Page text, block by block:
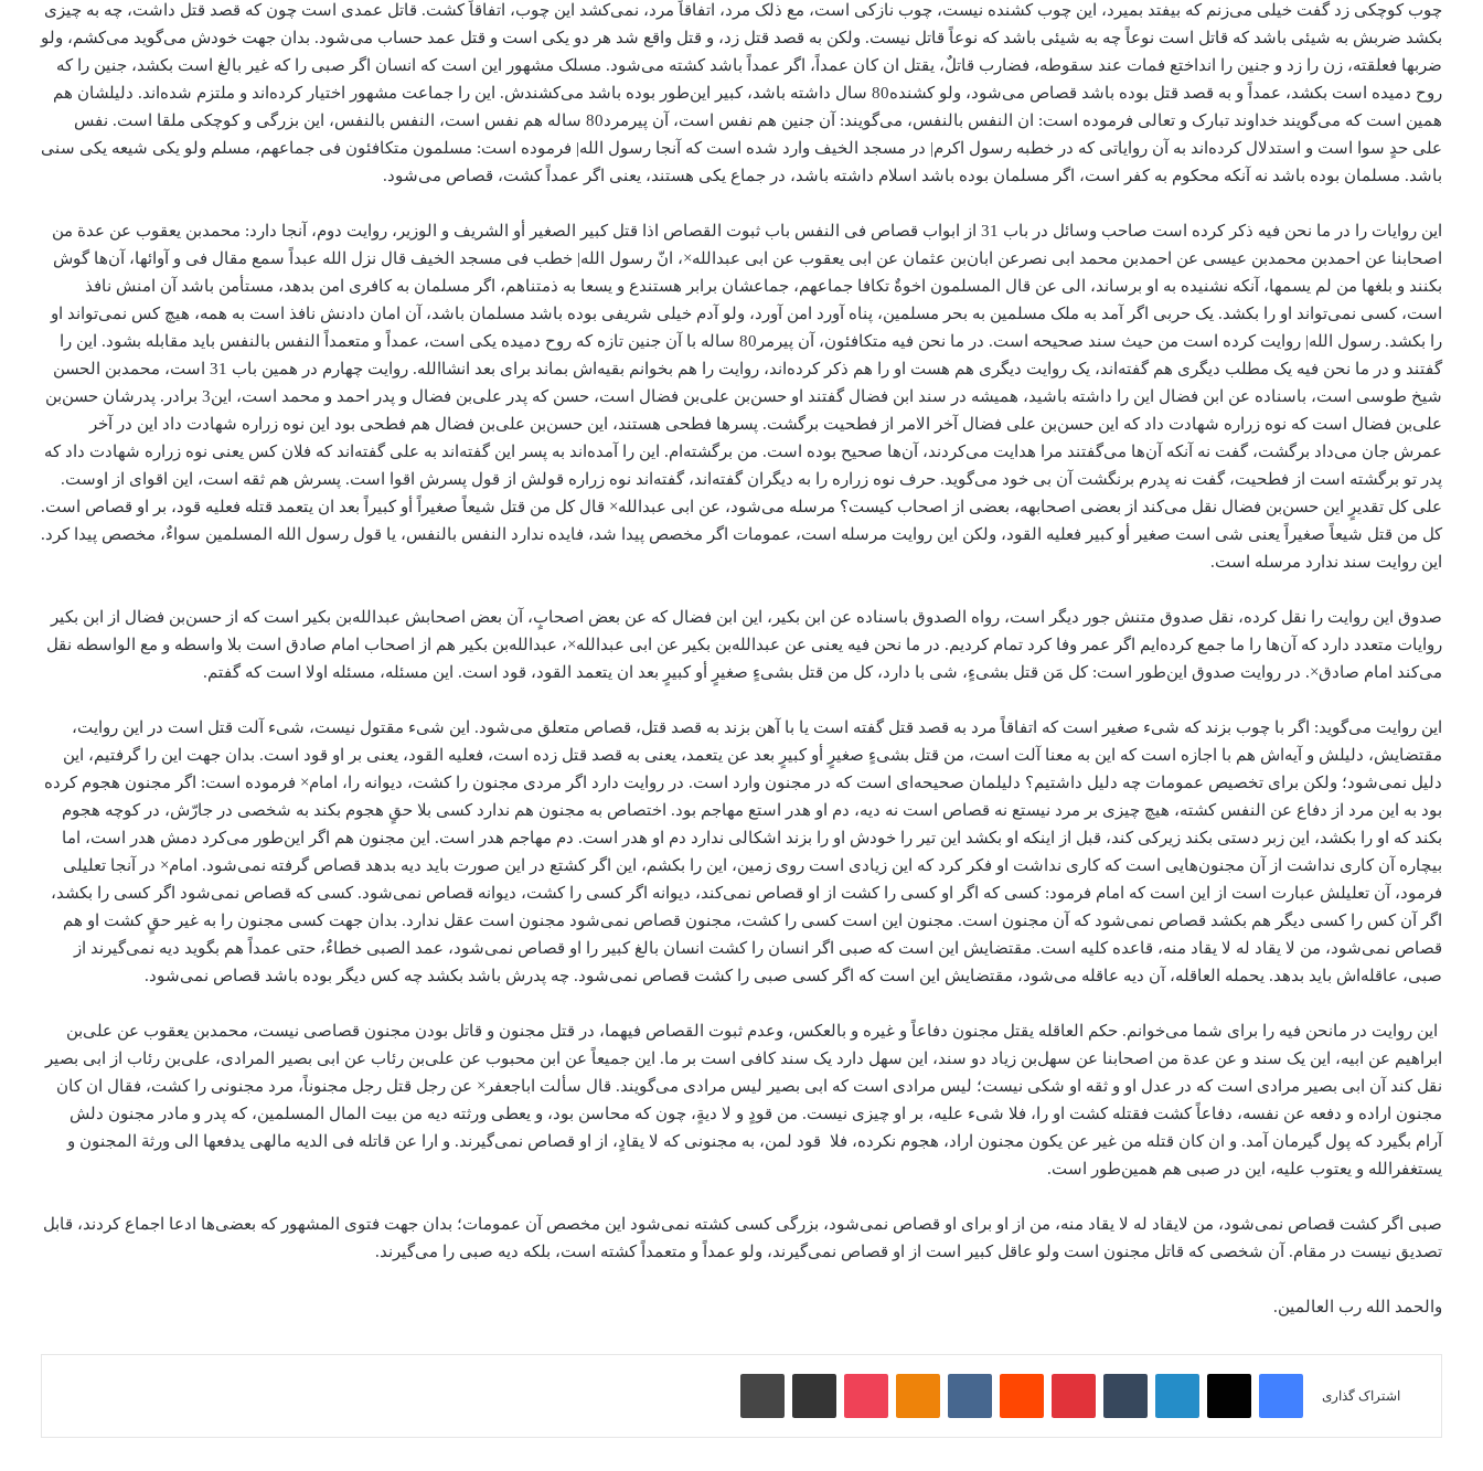
چوب کوچکی زد گفت خیلی می‌زنم که بیفتد بمیرد، این چوب کشنده نیست، چوب نازکی است، مع ذلک مرد، اتفاقاً‌ مرد، نمی‌کشد این چوب، اتفاقاً کشت. قاتل عمدی است چون که قصد قتل داشت، چه به چیزی
بکشد ضربش به شیئی باشد که قاتل است نوعاً چه به شیئی باشد که نوعاً قاتل نیست. ولکن به قصد قتل زد، و قتل واقع شد هر دو یکی است و قتل عمد حساب می‌شود. بدان جهت خودش می‌گوید می‌کشم، ولو
ضربها فعلقته، زن را زد و جنین را انداختع فمات عند سقوطه، فضارب قاتلٌ، یقتل ان کان عمداً، اگر عمداً‌ باشد کشته می‌شود. مسلک مشهور این است که انسان اگر صبی را که غیر بالغ است بکشد، جنین را که
روح دمیده است بکشد، عمداً و به قصد قتل بوده باشد قصاص می‌شود، ولو کشنده80 سال داشته باشد، کبیر این‌طور بوده باشد می‌کشندش. این را جماعت مشهور اختیار کرده‌اند و ملتزم شده‌اند. دلیلشان هم
همین است که می‌گویند خداوند تبارک و تعالی فرموده است: ان النفس بالنفس، می‌گویند: آن جنین هم نفس است، آن پیرمرد80 ساله هم نفس است، النفس بالنفس، این بزرگی و کوچکی ملقا است. نفس
علی حدٍ سوا است و استدلال کرده‌اند به آن روایاتی که در خطبه رسول اکرم| در مسجد الخیف وارد شده است که آنجا رسول الله| فرموده است: مسلمون متکافئون فی جماعهم، مسلم ولو یکی شیعه یکی سنی
باشد. مسلمان بوده باشد نه آنکه محکوم به کفر است، اگر مسلمان بوده باشد اسلام داشته باشد، در جماع یکی هستند، یعنی اگر عمداً کشت، قصاص می‌شود.
این روایات را در ما نحن فیه ذکر کرده است صاحب وسائل در باب 31 از ابواب قصاص فی النفس باب ثبوت القصاص اذا قتل کبیر الصغیر أو الشریف و الوزیر، روایت دوم، آنجا دارد: محمد‌بن یعقوب عن عدة من
اصحابنا عن احمد‌بن محمد‌بن عیسی عن احمد‌بن محمد ابی نصرعن ابان‌بن عثمان عن ابی یعقوب عن ابی عبدالله×، انّ رسول الله| خطب فی مسجد الخیف قال نزل الله عبداً سمع مقال فی و آوائها، آن‌ها گوش
بکنند و بلغها من لم یسمها، آنکه نشنیده به او برساند، الی عن قال المسلمون اخوةٌ تکافا جماعهم، جماعشان برابر هستندع و یسعا به ذمتناهم، اگر مسلمان به کافری امن بدهد، مستأمن باشد آن امنش نافذ
است، کسی نمی‌تواند او را بکشد. یک حربی اگر آمد به ملک مسلمین به بحر مسلمین، پناه آورد امن آورد، ولو آدم خیلی شریفی بوده باشد مسلمان باشد، آن امان دادنش نافذ است به همه، هیچ کس نمی‌تواند او
را بکشد. رسول الله| روایت کرده است من حیث سند صحیحه است. در ما نحن فیه متکافئون، آن پیرمر80 ساله با آن جنین تازه که روح دمیده یکی است، عمداً و متعمداً النفس بالنفس باید مقابله بشود. این را
گفتند و در ما نحن فیه یک مطلب دیگری هم گفته‌اند، یک روایت دیگری هم هست او را هم ذکر کرده‌اند، روایت را هم بخوانم بقیه‌اش بماند برای بعد انشاالله. روایت چهارم در همین باب 31 است، محمد‌بن الحسن
شیخ طوسی است، باسناده عن ابن فضال این را داشته باشید، همیشه در سند ابن فضال گفتند او حسن‌بن علی‌بن فضال است، حسن که پدر علی‌بن فضال و پدر احمد و محمد است، این3 برادر. پدرشان حسن‌بن
علی‌بن فضال است که نوه زراره شهادت داد که این حسن‌بن علی فضال آخر الامر از فطحیت برگشت. پسرها فطحی هستند، این حسن‌بن علی‌بن فضال هم فطحی بود این نوه زراره شهادت داد این در آخر
عمرش جان می‌داد برگشت، گفت نه آنکه آن‌ها می‌گفتند مرا هدایت می‌کردند، آن‌ها صحیح بوده است. من برگشته‌ام. این را آمده‌اند به پسر این گفته‌اند به علی گفته‌اند که فلان کس یعنی نوه زراره شهادت داد که
پدر تو برگشته است از فطحیت، گفت نه پدرم برنگشت آن بی خود می‌گوید. حرف نوه زراره را به دیگران گفته‌اند، گفته‌اند نوه زراره قولش از قول پسرش اقوا است. پسرش هم ثقه است، این اقوای از اوست.
علی کل تقدیرٍ این حسن‌بن فضال نقل می‌کند از بعضی اصحابهه، بعضی از اصحاب کیست؟ مرسله می‌شود، عن ابی عبدالله× قال کل من قتل شیعاً صغیراً أو کبیراً بعد ان یتعمد قتله فعلیه قود، بر او قصاص است.
کل من قتل شیعاً صغیراً یعنی شی است صغیر أو کبیر فعلیه القود، ولکن این روایت مرسله است، عمومات اگر مخصص پیدا شد، فایده ندارد النفس بالنفس، یا قول رسول الله المسلمین سواءٌ، مخصص پیدا کرد.
این روایت سند ندارد مرسله است.
صدوق این روایت را نقل کرده، نقل صدوق متنش جور دیگر است، رواه الصدوق باسناده عن ابن بکیر، این ابن فضال که عن بعض اصحابٍ، آن بعض اصحابش عبدالله‌بن بکیر است که از حسن‌بن فضال از ابن بکیر
روایات متعدد دارد که آن‌ها را ما جمع کرده‌ایم اگر عمر وفا کرد تمام کردیم. در ما نحن فیه یعنی عن عبدالله‌بن بکیر عن ابی عبدالله×، عبدالله‌بن بکیر هم از اصحاب امام صادق است بلا واسطه و مع الواسطه نقل
می‌کند امام صادق×. در روایت صدوق این‌طور است: کل مَن قتل بشیءٍ، شی با دارد، کل من قتل بشیءٍ صغیرٍ أو کبیرٍ بعد ان یتعمد القود، قود است. این مسئله، مسئله اولا است که گفتم.
این روایت می‌گوید: اگر با چوب بزند که شیء صغیر است که اتفاقاً مرد به قصد قتل گفته است یا با آهن بزند به قصد قتل، قصاص متعلق می‌شود. این شیء مقتول نیست، شیء آلت قتل است در این روایت،
مقتضایش، دلیلش و آیه‌اش هم با اجازه است که این به معنا آلت است، من قتل بشیءٍ صغیرٍ أو کبیرٍ بعد عن یتعمد، یعنی به قصد قتل زده است، فعلیه القود، یعنی بر او قود است. بدان جهت‌ این را گرفتیم، این
دلیل نمی‌شود؛ ولکن برای تخصیص عمومات چه دلیل داشتیم؟ دلیلمان صحیحه‌ای است که در مجنون وارد است. در روایت دارد اگر مردی مجنون را کشت، دیوانه را، امام× فرموده است: اگر مجنون هجوم کرده
بود به این مرد از دفاع عن النفس کشته، هیچ چیزی بر مرد نیستع نه قصاص است نه دیه، دم او هدر استع مهاجم بود. اختصاص به مجنون هم ندارد کسی بلا حقٍ هجوم بکند به شخصی در جارّش، در کوچه هجوم
بکند که او را بکشد، این زبر دستی بکند زیرکی کند، قبل از اینکه او بکشد این تیر را خودش او را بزند اشکالی ندارد دم او هدر است. دم مهاجم هدر است. این مجنون هم اگر این‌طور می‌کرد دمش هدر است، اما
بیچاره آن کاری نداشت از آن مجنون‌هایی است که کاری نداشت او فکر کرد که این زیادی است روی زمین، این را بکشم، این اگر کشتع در این صورت باید دیه بدهد قصاص گرفته نمی‌شود. امام× در آنجا تعلیلی
فرمود، آن تعلیلش عبارت است از این است که امام فرمود: کسی که اگر او کسی را کشت از او قصاص نمی‌کند، دیوانه اگر کسی را کشت، دیوانه قصاص نمی‌شود. کسی که قصاص نمی‌شود اگر کسی را بکشد،
اگر آن کس را کسی دیگر هم بکشد قصاص نمی‌شود که آن مجنون است. مجنون این است کسی را کشت، مجنون قصاص نمی‌شود مجنون است عقل ندارد. بدان جهت کسی مجنون را به غیر حقٍ کشت او هم
قصاص نمی‌شود، من لا یقاد له لا یقاد منه، قاعده کلیه است. مقتضایش این است که صبی اگر انسان را کشت انسان بالغ کبیر را او قصاص نمی‌شود، عمد الصبی خطاءٌ، حتی عمداً هم بگوید دیه نمی‌گیرند از
صبی، عاقله‌اش باید بدهد. یحمله العاقله، آن دیه عاقله می‌شود، مقتضایش این است که اگر کسی صبی را کشت قصاص نمی‌شود. چه پدرش باشد بکشد چه کس دیگر بوده باشد قصاص نمی‌شود.
این روایت در مانحن فیه را برای شما می‌خوانم. حکم العاقله یقتل مجنون دفاعاً و غیره و بالعکس، وعدم ثبوت القصاص فیهما، در قتل مجنون و قاتل بودن مجنون قصاصی نیست، محمد‌بن یعقوب عن علی‌بن
ابراهیم عن ابیه، این یک سند و عن عدة من اصحابنا عن سهل‌بن زیاد دو سند، این سهل دارد یک سند کافی است بر ما. این جمیعاً عن ابن محبوب عن علی‌بن رئاب عن ابی بصیر المرادی، علی‌بن رئاب از ابی بصیر
نقل کند آن ابی بصیر مرادی است که در عدل او و ثقه او شکی نیست؛ لیس مرادی است که ابی بصیر لیس مرادی می‌گویند. قال سألت اباجعفر× عن رجل قتل رجل مجنوناً، مرد مجنونی را کشت، فقال ان کان
مجنون اراده و دفعه عن نفسه، دفاعاً کشت فقتله کشت او را، فلا شیء علیه، بر او چیزی نیست. من قودٍ و لا دیةٍ، چون که محاسن بود، و یعطی ورثته دیه من بیت المال المسلمین، که پدر و مادر مجنون دلش
آرام بگیرد که پول گیرمان آمد. و ان کان قتله من غیر عن یکون مجنون اراد، هجوم نکرده، فلا قود لمن، به مجنونی که لا یقادٍ، از او قصاص نمی‌گیرند. و ارا عن قاتله فی الدیه مالهی یدفعها الی ورثة المجنون و
یستغفرالله و یعتوب علیه، این در صبی هم همین‌طور است.
صبی اگر کشت قصاص نمی‌شود، من لایقاد له لا یقاد منه، من از او برای او قصاص نمی‌شود، بزرگی کسی کشته نمی‌شود این مخصص آن عمومات؛ بدان جهت فتوی المشهور که بعضی‌ها ادعا اجماع کردند، قابل
تصدیق نیست در مقام. آن شخصی که قاتل مجنون است ولو عاقل کبیر است از او قصاص نمی‌گیرند، ولو عمداً و متعمداً کشته است، بلکه دیه صبی را می‌گیرند.
والحمد الله رب العالمین.
اشتراک گذاری
فیسبوکایکس لینکداین تامبلر پینتریستReddit
VKontakte
Odnoklassniki
پاکت اشتراک گذاری با ایمیل چاپ